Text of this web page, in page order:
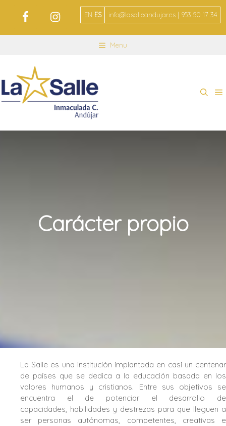
EN ES info@lasalleandujar.es | 953 50 17 34
Menu
Carácter propio
La Salle es una institución implantada en casi un centenar
de países que se dedica a la educación basada en los
valores humanos y cristianos. Entre sus objetivos se
encuentra el de potenciar el desarrollo de
capacidades, habilidades y destrezas para que lleguen a
ser personas autónomas, competentes, creativas e